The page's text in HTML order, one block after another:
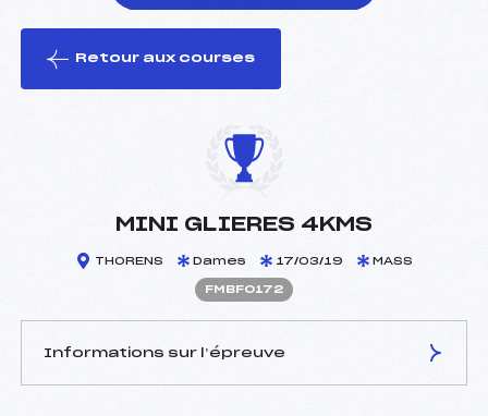
le ski
Retour aux courses
MINI GLIERES 4KMS
THORENS Dames 17/03/19 MASS
FMBF0172
Informations sur l’épreuve